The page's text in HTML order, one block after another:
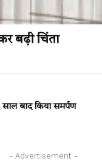
बढ़ी चिंता
बाद किया समर्पण
- Advertisement -